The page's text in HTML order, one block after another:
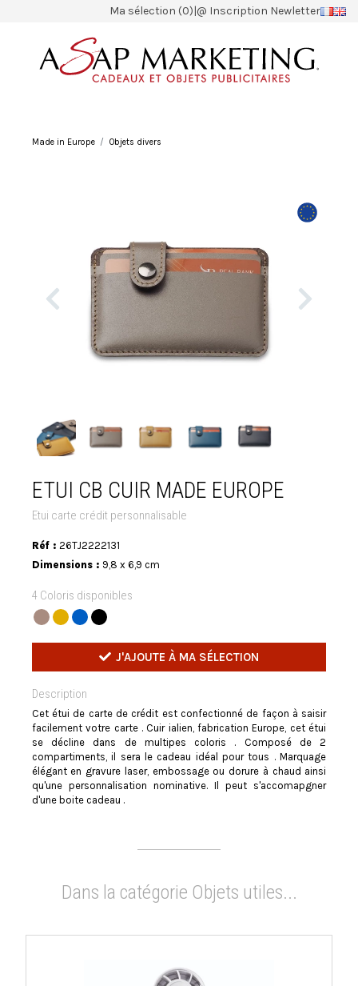
Ma sélection (0)|@ Inscription Newletter
Made in Europe Objets divers
ETUI CB CUIR MADE EUROPE
Etui carte crédit personnalisable
Réf : 26TJ2222131
Dimensions : 9,8 x 6,9 cm
4 Coloris disponibles
J'AJOUTE À MA SÉLECTION
Description
Cet étui de carte de crédit est confectionné de façon à saisir
facilement votre carte . Cuir ialien, fabrication Europe, cet étui
se décline dans de multipes coloris . Composé de 2
compartiments, il sera le cadeau idéal pour tous . Marquage
élégant en gravure laser, embossage ou dorure à chaud ainsi
qu'une personnalisation nominative. Il peut s'accomapgner
d'une boite cadeau .
Dans la catégorie Objets utiles...